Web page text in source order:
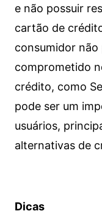
e não possuir
cartão de
consumidor
comprometido
crédito, como
pode ser um
usuários,
alternativas de
Dicas